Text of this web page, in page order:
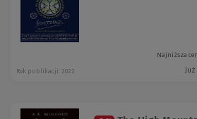
Najniższa
Rok publikacji: 2022